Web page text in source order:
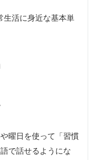
生活に身近な基本単
曜日を使って「習慣
で話せるようにな